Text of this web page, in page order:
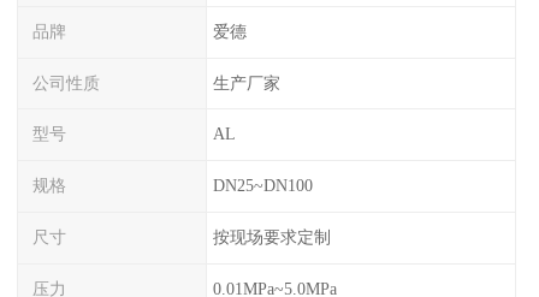
品牌 爱德
公司性质 生产厂家
型号 AL
规格 DN25~DN100
尺寸 按现场要求定制
压力 0.01MPa~5.0MPa